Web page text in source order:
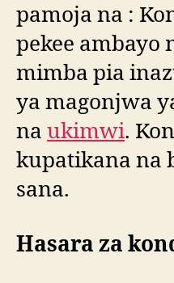
pamoja na :
pekee ambayo
mimba pia
ya magonjwa
na ukimwi.
kupatikana na
sana.
Hasara za